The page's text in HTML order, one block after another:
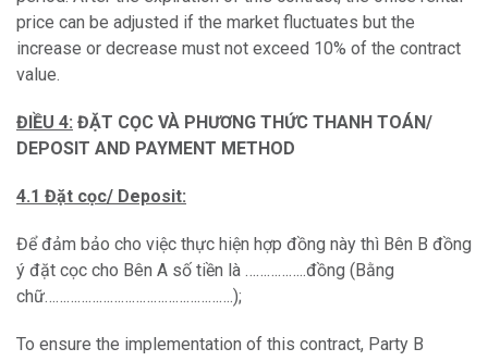
price can be adjusted if the market fluctuates but the
increase or decrease must not exceed 10% of the contract
value.
ĐIỀU 4: ĐẶT CỌC VÀ PHƯƠNG THỨC THANH TOÁN/
DEPOSIT AND PAYMENT METHOD
4.1 Đặt cọc/ Deposit:
Để đảm bảo cho việc thực hiện hợp đồng này thì Bên B đồng
ý đặt cọc cho Bên A số tiền là ……………..đồng (Bằng
chữ…………………………………………….);
To ensure the implementation of this contract, Party B